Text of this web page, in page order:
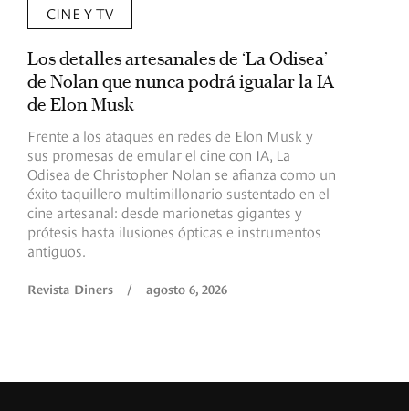
CINE Y TV
Los detalles artesanales de ‘La Odisea’
de Nolan que nunca podrá igualar la IA
de Elon Musk
Frente a los ataques en redes de Elon Musk y
sus promesas de emular el cine con IA, La
Odisea de Christopher Nolan se afianza como un
éxito taquillero multimillonario sustentado en el
cine artesanal: desde marionetas gigantes y
prótesis hasta ilusiones ópticas e instrumentos
antiguos.
Revista Diners / agosto 6, 2026